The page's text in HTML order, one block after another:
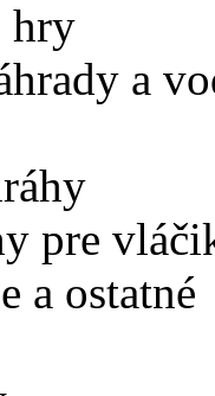
hry
a
pre
a ostatné